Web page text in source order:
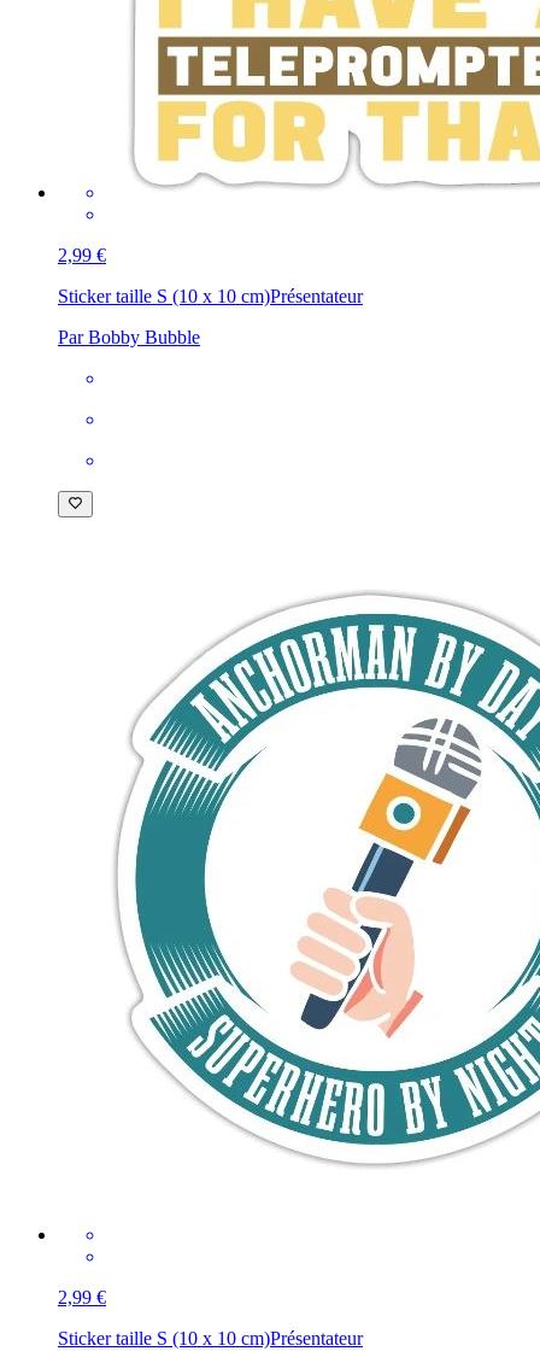
2,99 €
Sticker taille S (10 x 10 cm)Présentateur
Par Bobby Bubble
2,99 €
Sticker taille S (10 x 10 cm)Présentateur